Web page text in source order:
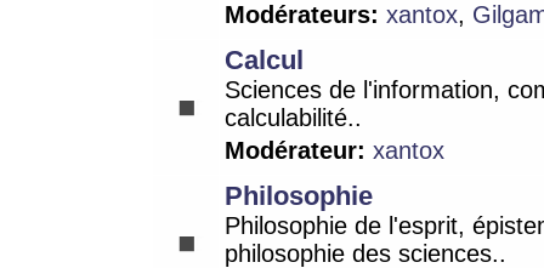
Modérateurs: xantox,
Calcul
Sciences de l'information,
calculabilité..
Modérateur: xantox
Philosophie
Philosophie de l'esprit,
philosophie des sciences..